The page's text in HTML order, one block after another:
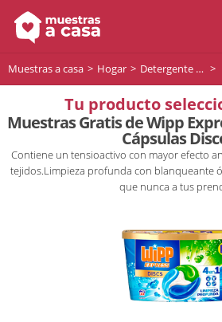
Muestras a casa Hogar Detergente Lavadora
Tu producto
Muestras Gratis de Wipp
Cápsulas
Contiene un tensioactivo con mayor efecto
tejidos.Limpieza profunda con blanqueante
que nunca a tus